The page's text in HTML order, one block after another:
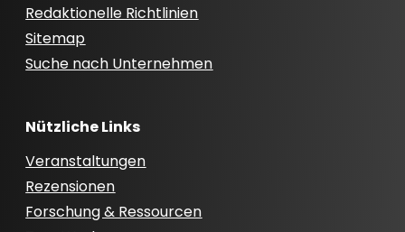
Redaktionelle Richtlinien
Sitemap
Suche nach Unternehmen
Nützliche Links
Veranstaltungen
Rezensionen
Forschung & Ressourcen